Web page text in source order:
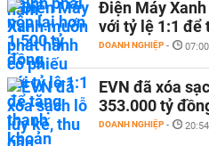
Điện Máy
với tỷ lệ 1:1 để
DOANH NGHIỆP -
EVN đã xóa
353.000 tỷ
DOANH NGHIỆP -